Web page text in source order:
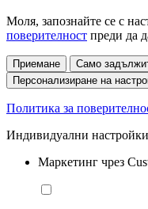
Моля, запознайте се с
поверителност преди да
Приемане
Само
Персонализиране на
Политика за
Индивидуални
Маркетинг чрез